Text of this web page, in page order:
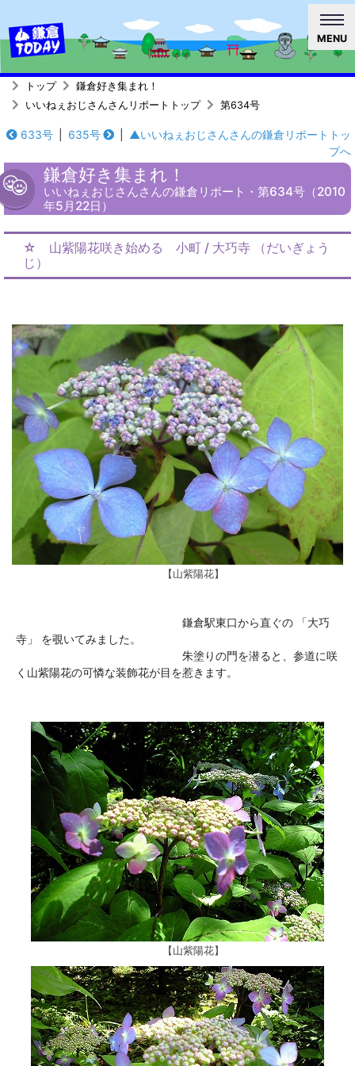
MENU
トップ
鎌倉好き集まれ！
いいねぇおじさんさんリポートトップ
第634号
633号 635号
▲いいねぇおじさんさんの鎌倉リポートトッ
プへ
鎌倉好き集まれ！
いいねぇおじさんさんの鎌倉リポート・第634号（2010
年5月22日）
☆ 山紫陽花咲き始める 小町 / 大巧寺 （だいぎょう
じ）
【山紫陽花】
鎌倉駅東口から直ぐの 「大巧
寺」 を覗いてみました。
朱塗りの門を潜ると、参道に咲
く山紫陽花の可憐な装飾花が目を惹きます。
【山紫陽花】